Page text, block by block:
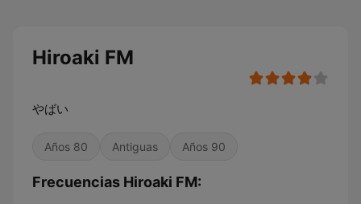
Hiroaki FM
やばい
Años 80 Antiguas Años 90
Frecuencias Hiroaki FM: